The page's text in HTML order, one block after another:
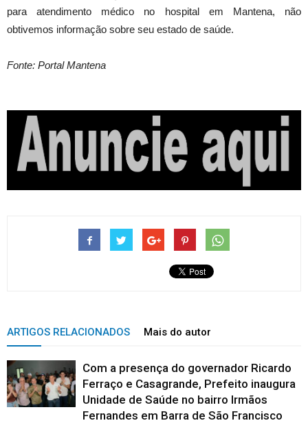
para atendimento médico no hospital em Mantena, não
obtivemos informação sobre seu estado de saúde.
Fonte: Portal Mantena
ARTIGOS RELACIONADOS Mais do autor
Com a presença do governador Ricardo
Ferraço e Casagrande, Prefeito inaugura
Unidade de Saúde no bairro Irmãos
Fernandes em Barra de São Francisco